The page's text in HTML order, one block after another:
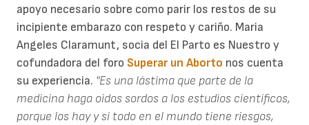
apoyo necesario sobre como parir los restos de su
incipiente embarazo con respeto y cariño. Maria
Angeles Claramunt, socia del El Parto es Nuestro y
cofundadora del foro Superar un Aborto nos cuenta
su experiencia. "Es una lástima que parte de la
medicina haga oidos sordos a los estudios científicos,
porque los hay y si todo en el mundo tiene riesgos,